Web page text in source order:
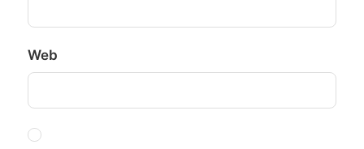
Web